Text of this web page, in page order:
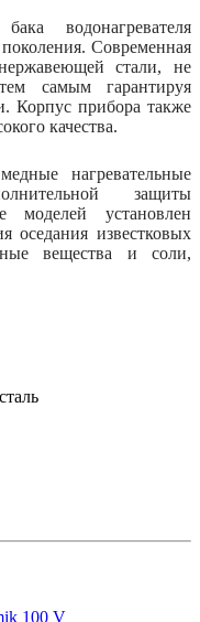
водонагревателя
Современная
стали, не
самым гарантируя
Корпус прибора также
качества.
нагревательные
защиты
моделей установлен
оседания известковых
вещества и соли,